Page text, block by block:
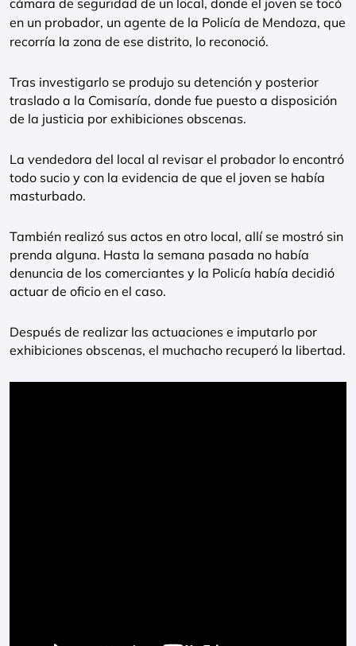
cámara de seguridad de un local, donde el joven se tocó
en un probador, un agente de la Policía de Mendoza, que
recorría la zona de ese distrito, lo reconoció.
Tras investigarlo se produjo su detención y posterior
traslado a la Comisaría, donde fue puesto a disposición
de la justicia por exhibiciones obscenas.
La vendedora del local al revisar el probador lo encontró
todo sucio y con la evidencia de que el joven se había
masturbado.
También realizó sus actos en otro local, allí se mostró sin
prenda alguna. Hasta la semana pasada no había
denuncia de los comerciantes y la Policía había decidió
actuar de oficio en el caso.
Después de realizar las actuaciones e imputarlo por
exhibiciones obscenas, el muchacho recuperó la libertad.